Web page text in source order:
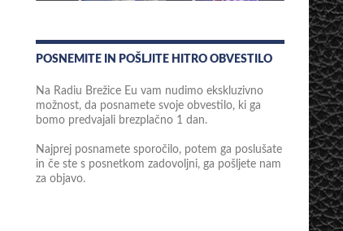
POSNEMITE IN POŠLJITE HITRO OBVESTILO
Na Radiu Brežice Eu vam nudimo ekskluzivno
možnost, da posnamete svoje obvestilo, ki ga
bomo predvajali brezplačno 1 dan.
Najprej posnamete sporočilo, potem ga poslušate
in če ste s posnetkom zadovoljni, ga pošljete nam
za objavo.